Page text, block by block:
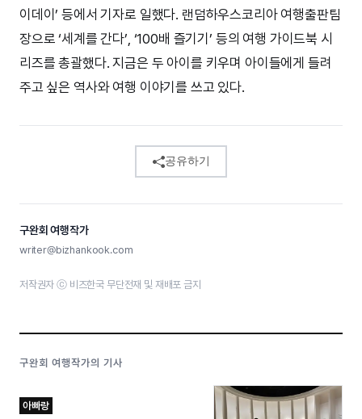
이데이’ 등에서 기자로 일했다. 랜덤하우스코리아 여행출판팀
장으로 ‘세계를 간다’, ‘100배 즐기기’ 등의 여행 가이드북 시
리즈를 총괄했다. 지금은 두 아이를 키우며 아이들에게 들려
주고 싶은 역사와 여행 이야기를 쓰고 있다.
공유하기
구완회 여행작가
writer@bizhankook.com
저작권자 ⓒ 비즈한국 무단전재 및 재배포 금지
구완회 여행작가의 기사
아빠랑